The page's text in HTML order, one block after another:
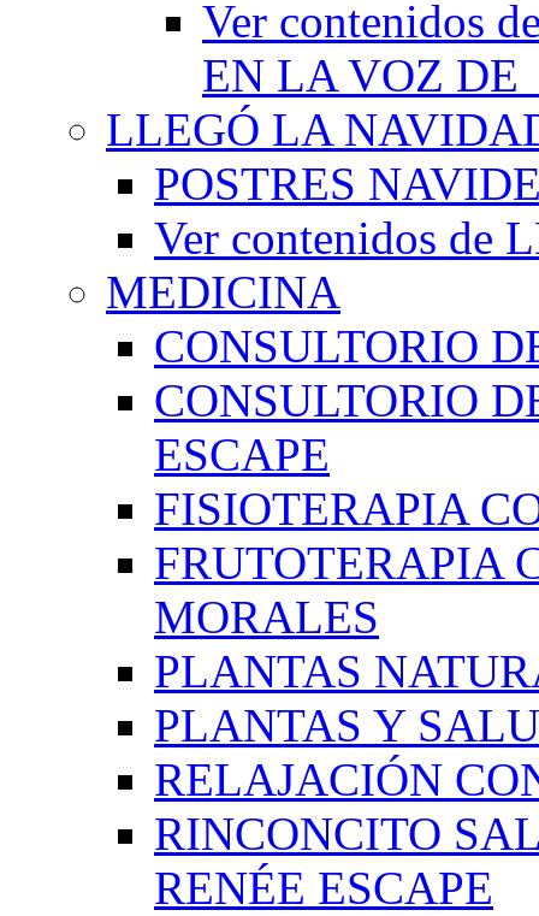
Ver contenidos
EN LA VOZ DE
LLEGÓ LA
POSTRES
Ver contenidos de
MEDICINA
CONSULTORIO
CONSULTORIO
ESCAPE
FISIOTERAPIA
FRUTOTERAPIA
MORALES
PLANTAS
PLANTAS Y
RELAJACIÓN
RINCONCITO
RENÉE ESCAPE